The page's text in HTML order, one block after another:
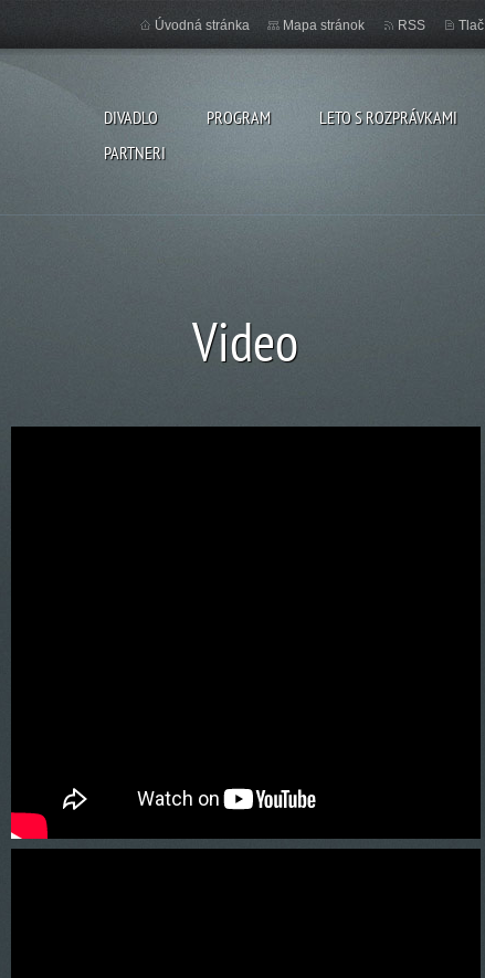
DIVADLO PROGRAM LETO S ROZPRÁVKAMI
PARTNERI
Úvodná stránka Mapa stránok RSS Tlač
Video